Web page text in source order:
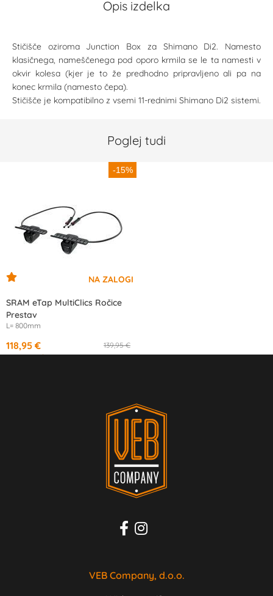
Opis izdelka
Stičišče oziroma Junction Box za Shimano Di2. Namesto
klasičnega, nameščenega pod oporo krmila se le ta namesti v
okvir kolesa (kjer je to že predhodno pripravljeno ali pa na
konec krmila (namesto čepa).
Stičišče je kompatibilno z vsemi 11-rednimi Shimano Di2 sistemi.
Poglej tudi
-15%
SRAM eTap MultiClics Ročice
Prestav
L= 800mm
139,95 €
118,95 €
od11,18 €/mesec
VEB Company, d.o.o.